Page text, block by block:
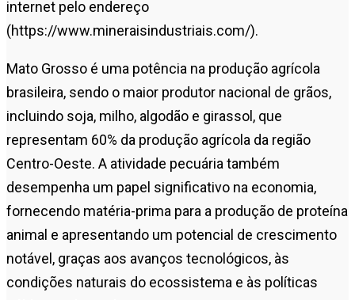
internet pelo endereço
(https://www.mineraisindustriais.com/).
Mato Grosso é uma potência na produção agrícola
brasileira, sendo o maior produtor nacional de grãos,
incluindo soja, milho, algodão e girassol, que
representam 60% da produção agrícola da região
Centro-Oeste. A atividade pecuária também
desempenha um papel significativo na economia,
fornecendo matéria-prima para a produção de proteína
animal e apresentando um potencial de crescimento
notável, graças aos avanços tecnológicos, às
condições naturais do ecossistema e às políticas